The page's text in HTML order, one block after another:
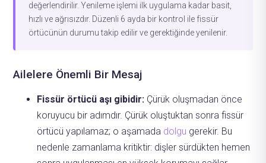
değerlendirilir. Yenileme işlemi ilk uygulama kadar basit,
hızlı ve ağrısızdır. Düzenli 6 ayda bir kontrol ile fissür
örtücünün durumu takip edilir ve gerektiğinde yenilenir.
Ailelere Önemli Bir Mesaj
Fissür örtücü aşı gibidir: Çürük oluşmadan önce
koruyucu bir adımdır. Çürük oluştuktan sonra fissür
örtücü yapılamaz; o aşamada dolgu gerekir. Bu
nedenle zamanlama kritiktir: dişler sürdükten hemen